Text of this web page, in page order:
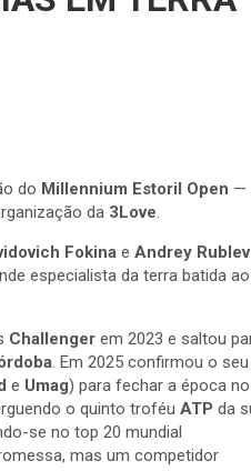
do Millennium Estoril Open —
da 3Love.
Fokina e Andrey Rublev
especialista da terra batida ao
Challenger em 2023 e saltou
. Em 2025 confirmou o seu
e Umag) para fechar a época no
o quinto troféu ATP da
se no top 20 mundial
mas um competidor